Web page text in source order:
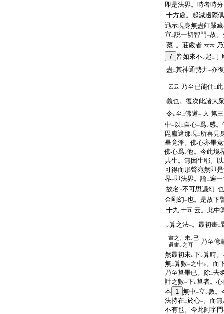
即是法界。時者時
十方處。起滅邊際
迅示現身無盡莊嚴藏
宣 二説一切智門 一故
藏一。莊嚴者 云云
7 皆如來不 レ起 二于
盡二其神通勢力 一亦
云云 乃至已能住 二
義也。復次此諸大
令レ至 二佛道一 文 第三
中一 以 二 自心一爲レ感。
毘盧遮那現二 所喜見
畢竟淨。佛心亦畢
佛心爲レ他。今此境
共生。無因生耶。以
可得而形聲宛然即
界一即法界。論二遍
故名 二不可思議幻一也
金剛幻一也。是故下
十九 十五 云。此中
レ算之法一。最初畫二
畫之。未レ已
還畫レ之耳
乃至億
然最初未レ下レ算時
無二算數一之中 上 。而
乃至算畢已。除二去
計之數一下レ算者。
本 1 無中一立 レ數。
法持在二於心一。而無
不有也。今此阿字